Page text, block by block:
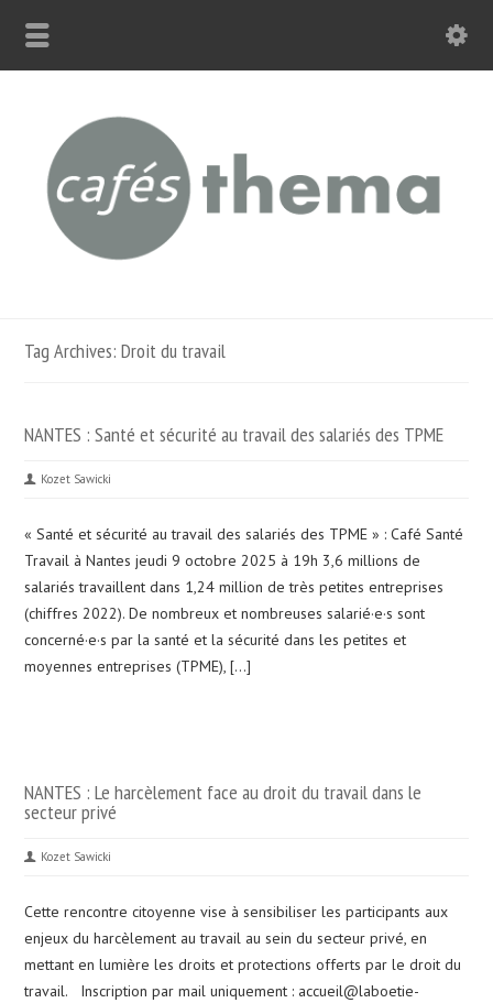
Tag Archives: Droit du travail
NANTES : Santé et sécurité au travail des salariés des TPME
Kozet Sawicki
« Santé et sécurité au travail des salariés des TPME » : Café Santé
Travail à Nantes jeudi 9 octobre 2025 à 19h 3,6 millions de
salariés travaillent dans 1,24 million de très petites entreprises
(chiffres 2022). De nombreux et nombreuses salarié·e·s sont
concerné·e·s par la santé et la sécurité dans les petites et
moyennes entreprises (TPME), […]
NANTES : Le harcèlement face au droit du travail dans le
secteur privé
Kozet Sawicki
Cette rencontre citoyenne vise à sensibiliser les participants aux
enjeux du harcèlement au travail au sein du secteur privé, en
mettant en lumière les droits et protections offerts par le droit du
travail. Inscription par mail uniquement : accueil@laboetie-